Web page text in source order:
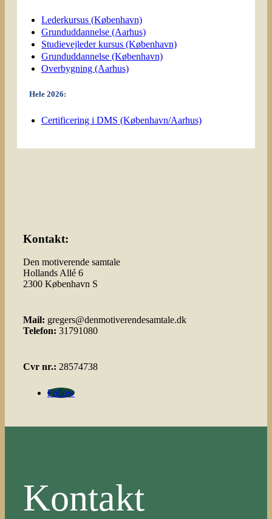
Lederkursus (København)
Grunduddannelse (Aarhus)
Studievejleder kursus (København)
Grunduddannelse (København)
Overbygning (Aarhus)
Hele 2026:
Certificering i DMS (København/Aarhus)
Kontakt:
Den motiverende samtale
Hollands Allé 6
2300 København S
Mail: gregers@denmotiverendesamtale.dk
Telefon: 31791080
Cvr nr.: 28574738
Follow
Kontakt